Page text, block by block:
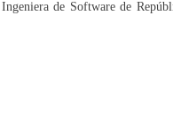
de Software de